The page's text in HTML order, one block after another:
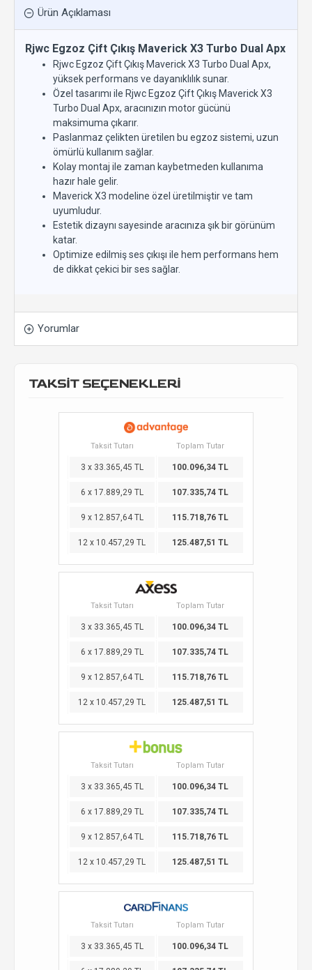
Ürün Açıklaması
Rjwc Egzoz Çift Çıkış Maverick X3 Turbo Dual Apx
Rjwc Egzoz Çift Çıkış Maverick X3 Turbo Dual Apx,
yüksek performans ve dayanıklılık sunar.
Özel tasarımı ile Rjwc Egzoz Çift Çıkış Maverick X3
Turbo Dual Apx, aracınızın motor gücünü
maksimuma çıkarır.
Paslanmaz çelikten üretilen bu egzoz sistemi, uzun
ömürlü kullanım sağlar.
Kolay montaj ile zaman kaybetmeden kullanıma
hazır hale gelir.
Maverick X3 modeline özel üretilmiştir ve tam
uyumludur.
Estetik dizaynı sayesinde aracınıza şık bir görünüm
katar.
Optimize edilmiş ses çıkışı ile hem performans hem
de dikkat çekici bir ses sağlar.
Yorumlar
TAKSİT SEÇENEKLERİ
Taksit Tutarı Toplam Tutar
3 x 33.365,45 TL 100.096,34 TL
6 x 17.889,29 TL 107.335,74 TL
9 x 12.857,64 TL 115.718,76 TL
12 x 10.457,29 TL 125.487,51 TL
Taksit Tutarı Toplam Tutar
3 x 33.365,45 TL 100.096,34 TL
6 x 17.889,29 TL 107.335,74 TL
9 x 12.857,64 TL 115.718,76 TL
12 x 10.457,29 TL 125.487,51 TL
Taksit Tutarı Toplam Tutar
3 x 33.365,45 TL 100.096,34 TL
6 x 17.889,29 TL 107.335,74 TL
9 x 12.857,64 TL 115.718,76 TL
12 x 10.457,29 TL 125.487,51 TL
Taksit Tutarı Toplam Tutar
3 x 33.365,45 TL 100.096,34 TL